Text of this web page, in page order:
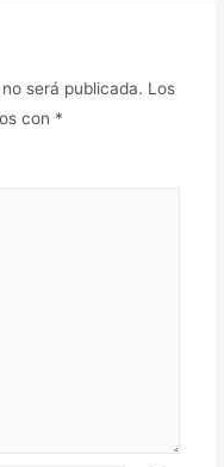
será publicada. Los
con *